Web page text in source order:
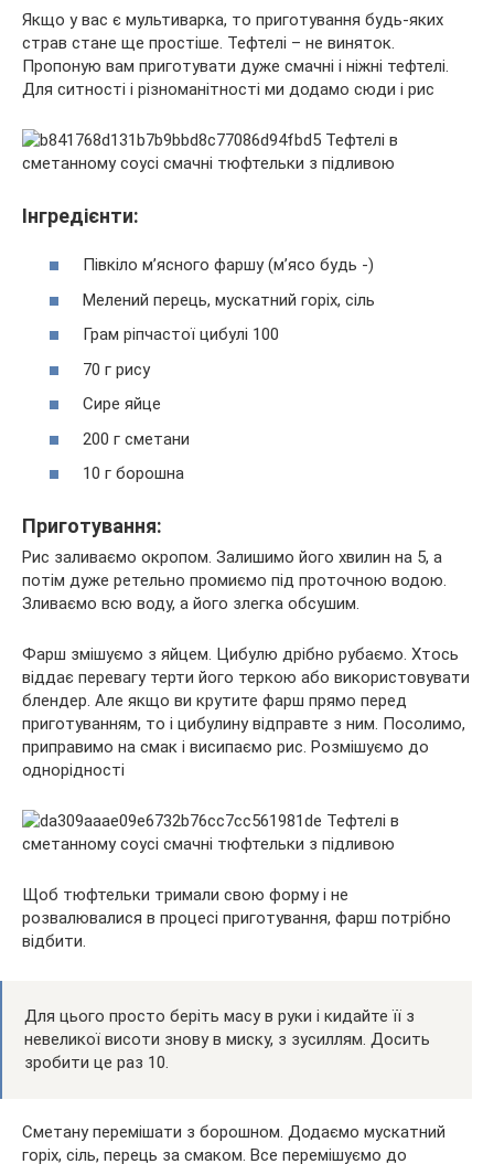
Якщо у вас є мультиварка, то приготування будь-яких
страв стане ще простіше. Тефтелі – не виняток.
Пропоную вам приготувати дуже смачні і ніжні тефтелі.
Для ситності і різноманітності ми додамо сюди і рис
Інгредієнти:
Півкіло м’ясного фаршу (м’ясо будь -)
Мелений перець, мускатний горіх, сіль
Грам ріпчастої цибулі 100
70 г рису
Сире яйце
200 г сметани
10 г борошна
Приготування:
Рис заливаємо окропом. Залишимо його хвилин на 5, а
потім дуже ретельно промиємо під проточною водою.
Зливаємо всю воду, а його злегка обсушим.
Фарш змішуємо з яйцем. Цибулю дрібно рубаємо. Хтось
віддає перевагу терти його теркою або використовувати
блендер. Але якщо ви крутите фарш прямо перед
приготуванням, то і цибулину відправте з ним. Посолимо,
приправимо на смак і висипаємо рис. Розмішуємо до
однорідності
Щоб тюфтельки тримали свою форму і не
розвалювалися в процесі приготування, фарш потрібно
відбити.
Для цього просто беріть масу в руки і кидайте її з
невеликої висоти знову в миску, з зусиллям. Досить
зробити це раз 10.
Сметану перемішати з борошном. Додаємо мускатний
горіх, сіль, перець за смаком. Все перемішуємо до